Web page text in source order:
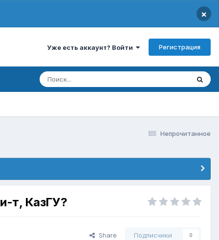
×
Уже есть аккаунт? Войти Регистрация
Непрочитанное
т, КазГУ?
Share Подписчики 0